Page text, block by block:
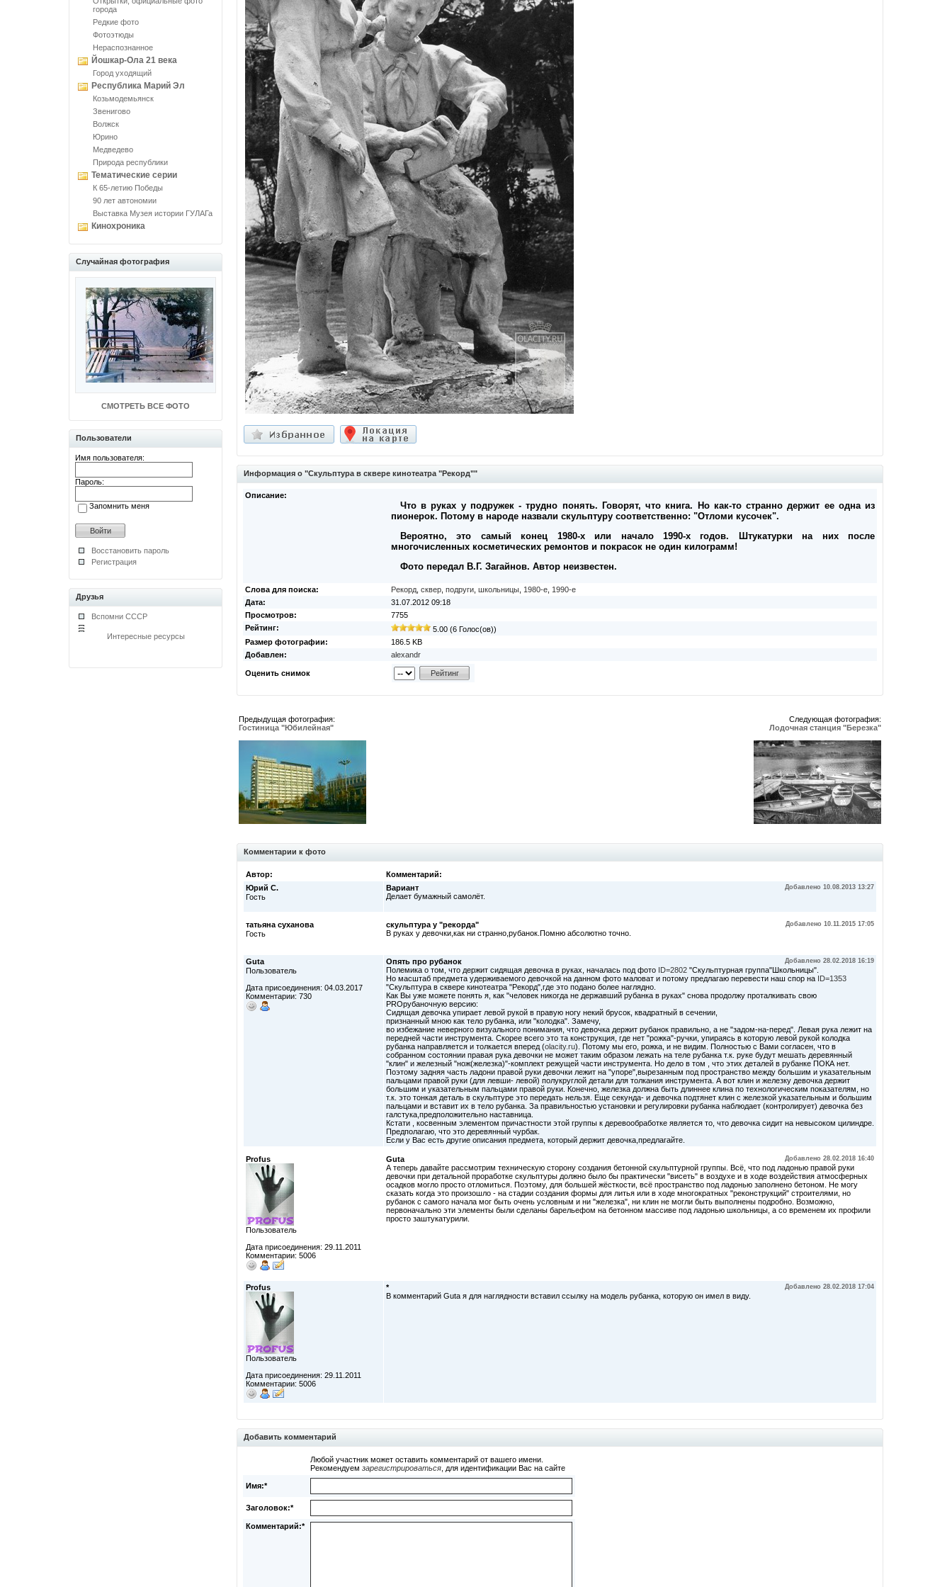
города
Редкие фото
Фотоэтюды
Нераспознанное
Йошкар-Ола 21 века
Город уходящий
Республика Марий Эл
Козьмодемьянск
Звенигово
Волжск
Юрино
Медведево
Природа республики
Тематические серии
К 65-летию Победы
90 лет автономии
Выставка Музея истории ГУЛАГа
Кинохроника
Случайная фотография
СМОТРЕТЬ ВСЕ ФОТО
Пользователи
Имя пользователя:
Пароль:
Запомнить меня
Восстановить пароль
Регистрация
Друзья
Вспомни СССР
Интересные ресурсы
Информация о "Скульптура в сквере кинотеатра "Рекорд""
Описание:
Что в руках у подружек - трудно понять. Говорят, что книга. Но как-то странно держит ее одна из
пионерок. Потому в народе назвали скульптуру соответственно: "Отломи кусочек".
Вероятно, это самый конец 1980-х или начало 1990-х годов. Штукатурки на них после
многочисленных косметических ремонтов и покрасок не один килограмм!
Фото передал В.Г. Загайнов. Автор неизвестен.
Слова для поиска: Рекорд сквер подруги школьницы 1980-е 1990-е
Дата:
31.07.2012 09:18
Просмотров:
7755
Рейтинг:
5.00 (6 Голос(ов))
Размер фотографии:
186.5 KB
Добавлен:
alexandr
Оценить снимок
Предыдущая фотография:
Гостиница "Юбилейная"
Следующая фотография:
Лодочная станция "Березка"
Комментарии к фото
Автор:
Комментарий:
Юрий С.
Гость
Вариант Добавлено 10.08.2013 13:27
Делает бумажный самолёт.
татьяна суханова
Гость
скульптура у "рекорда" Добавлено 10.11.2015 17:05
В руках у девочки,как ни странно,рубанок.Помню абсолютно точно.
Guta
Пользователь
Дата присоединения: 04.03.2017
Комментарии: 730
Опять про рубанок Добавлено 28.02.2018 16:19
Полемика о том, что держит сидящая девочка в руках, началась под фото ID=2802 "Скульптурная группа"Школьницы".
Но масштаб предмета удерживаемого девочкой на данном фото маловат и потому предлагаю перевести наш спор на ID=1353
"Скульптура в сквере кинотеатра "Рекорд",где это подано более наглядно.
Как Вы уже можете понять я, как "человек никогда не державший рубанка в руках" снова продолжу проталкивать свою
PROрубаночную версию:
Сидящая девочка упирает левой рукой в правую ногу некий брусок, квадратный в сечении,
признанный мною как тело рубанка, или "колодка". Замечу,
во избежание неверного визуального понимания, что девочка держит рубанок правильно, а не "задом-на-перед". Левая рука лежит на
передней части инструмента. Скорее всего это та конструкция, где нет "рожка"-ручки, упираясь в которую левой рукой колодка
рубанка направляется и толкается вперед (olacity.ru). Потому мы его, рожка, и не видим. Полностью с Вами согласен, что в
собранном состоянии правая рука девочки не может таким образом лежать на теле рубанка т.к. руке будут мешать деревянный
"клин" и железный "нож(железка)"-комплект режущей части инструмента. Но дело в том , что этих деталей в рубанке ПОКА нет.
Поэтому задняя часть ладони правой руки девочки лежит на "упоре",вырезанным под пространство между большим и указательным
пальцами правой руки (для левши- левой) полукруглой детали для толкания инструмента. А вот клин и железку девочка держит
большим и указательным пальцами правой руки. Конечно, железка должна быть длиннее клина по технологическим показателям, но
т.к. это тонкая деталь в скульптуре это передать нельзя. Еще секунда- и девочка подтянет клин с железкой указательным и большим
пальцами и вставит их в тело рубанка. За правильностью установки и регулировки рубанка наблюдает (контролирует) девочка без
галстука,предположительно наставница.
Кстати , косвенным элементом причастности этой группы к деревообработке является то, что девочка сидит на невысоком цилиндре.
Предполагаю, что это деревянный чурбак.
Если у Вас есть другие описания предмета, который держит девочка,предлагайте.
Profus
Пользователь
Дата присоединения: 29.11.2011
Комментарии: 5006
Guta Добавлено 28.02.2018 16:40
А теперь давайте рассмотрим техническую сторону создания бетонной скульптурной группы. Всё, что под ладонью правой руки
девочки при детальной проработке скульптуры должно было бы практически "висеть" в воздухе и в ходе воздействия атмосферных
осадков могло просто отломиться. Поэтому, для большей жёсткости, всё пространство под ладонью заполнено бетоном. Не могу
сказать когда это произошло - на стадии создания формы для литья или в ходе многократных "реконструкций" строителями, но
рубанок с самого начала мог быть очень условным и ни "железка", ни клин не могли быть выполнены подробно. Возможно,
первоначально эти элементы были сделаны барельефом на бетонном массиве под ладонью школьницы, а со временем их профили
просто заштукатурили.
Profus
Пользователь
Дата присоединения: 29.11.2011
Комментарии: 5006
* Добавлено 28.02.2018 17:04
В комментарий Guta я для наглядности вставил ссылку на модель рубанка, которую он имел в виду.
Добавить комментарий
Любой участник может оставить комментарий от вашего имени.
Рекомендуем зарегистрироваться , для идентификации Вас на сайте
Имя:*
Заголовок:*
Комментарий:*